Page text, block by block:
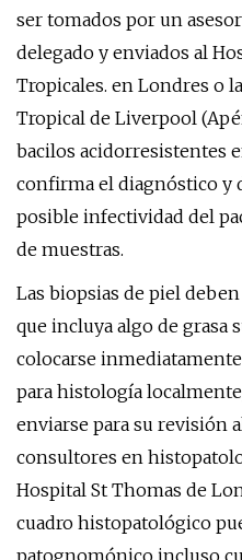
ser tomados por un
delegado y enviados al
Tropicales. en Londres o
Tropical de Liverpool
bacilos acidorresistentes
confirma el diagnóstico y
posible infectividad del
de muestras.
Las biopsias de piel
que incluya algo de grasa
colocarse
para histología
enviarse para su revisión
consultores en
Hospital St Thomas de
cuadro histopatológico
patognomónico incluso